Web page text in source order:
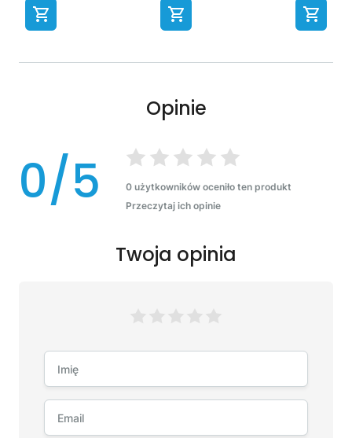
Opinie
0/5
0 użytkowników oceniło ten produkt
Przeczytaj ich opinie
Twoja opinia